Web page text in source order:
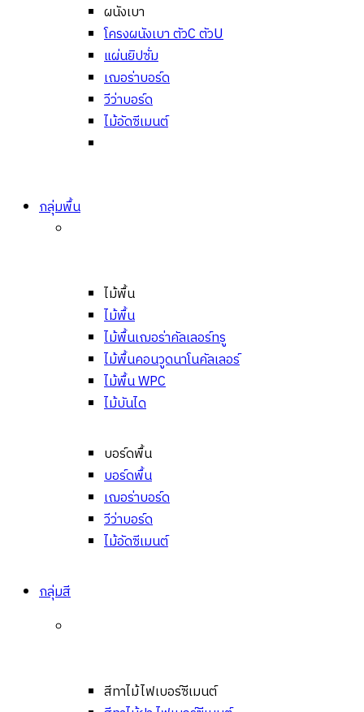
ผนังเบา
โครงผนังเบา ตัวC ตัวU
แผ่นยิปซั่ม
เฌอร่าบอร์ด
วีว่าบอร์ด
ไม้อัดซีเมนต์
กลุ่มพื้น
ไม้พื้น
ไม้พื้น
ไม้พื้นเฌอร่าคัลเลอร์ทรู
ไม้พื้นคอนวูดนาโนคัลเลอร์
ไม้พื้น WPC
ไม้บันได
บอร์ดพื้น
บอร์ดพื้น
เฌอร่าบอร์ด
วีว่าบอร์ด
ไม้อัดซีเมนต์
กลุ่มสี
สีทาไม้ไฟเบอร์ซีเมนต์